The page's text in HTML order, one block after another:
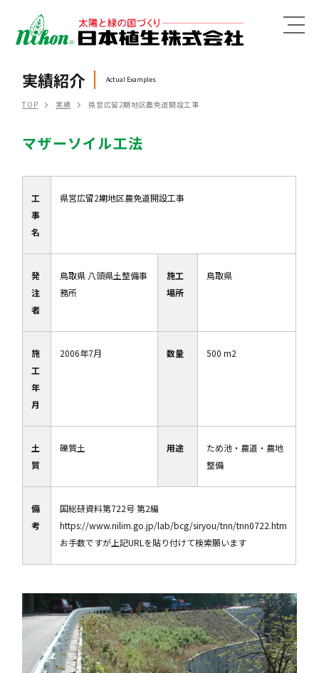
MENU
実績紹介 Actual Examples
TOP 実績 県営広留2期地区農免道開設工事
マザーソイル工法
工
事
名
県営広留2期地区農免道開設工事
発
注
者
鳥取県 八頭県土整備事
務所
施工
場所
鳥取県
施
工
年
月
2006年7月 数量 500 m2
土
質
礫質土 用途
ため池・農道・農地
整備
備
考
国総研資料第722号 第2編
https://www.nilim.go.jp/lab/bcg/siryou/tnn/tnn0722.htm
お手数ですが上記URLを貼り付けて検索願います